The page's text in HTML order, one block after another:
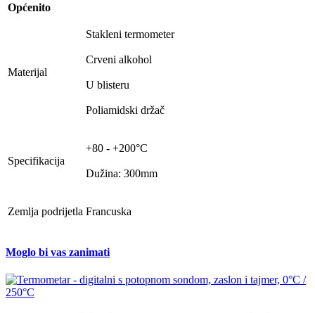
Općenito
Materijal
Stakleni termometer
Crveni alkohol
U blisteru
Poliamidski držač
Specifikacija
+80 - +200°C
Dužina: 300mm
Zemlja podrijetla Francuska
Moglo bi vas zanimati